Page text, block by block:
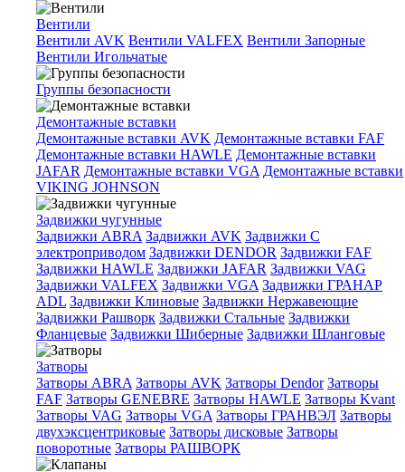
Вентили
Вентили AVK Вентили VALFEX Вентили Запорные
Вентили Игольчатые
Группы безопасности
Демонтажные вставки
Демонтажные вставки AVK Демонтажные вставки FAF
Демонтажные вставки HAWLE Демонтажные вставки
JAFAR Демонтажные вставки VGA Демонтажные вставки
VIKING JOHNSON
Задвижки чугунные
Задвижки ABRA Задвижки AVK Задвижки C
электроприводом Задвижки DENDOR Задвижки FAF
Задвижки HAWLE Задвижки JAFAR Задвижки VAG
Задвижки VALFEX Задвижки VGA Задвижки ГРАНАР
ADL Задвижки Клиновые Задвижки Нержавеющие
Задвижки Рашворк Задвижки Стальные Задвижки
Фланцевые Задвижки Шиберные Задвижки Шланговые
Затворы
Затворы ABRA Затворы AVK Затворы Dendor Затворы
FAF Затворы GENEBRE Затворы HAWLE Затворы Kvant
Затворы VAG Затворы VGA Затворы ГРАНВЭЛ Затворы
двухэксцентриковые Затворы дисковые Затворы
поворотные Затворы РАШВОРК